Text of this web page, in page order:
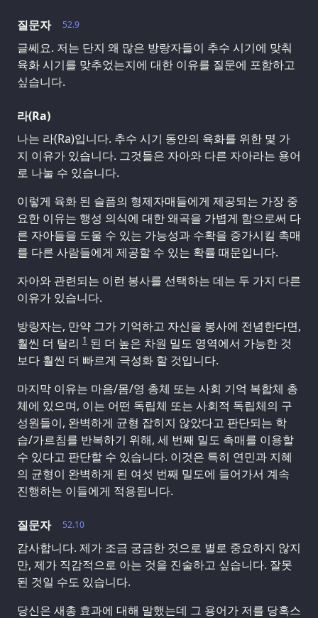
52.9
질문자
글쎄요. 저는 단지 왜 많은 방랑자들이 추수 시기에 맞춰
육화 시기를 맞추었는지에 대한 이유를 질문에 포함하고
싶습니다.
라(Ra)
나는 라(Ra)입니다. 추수 시기 동안의 육화를 위한 몇 가
지 이유가 있습니다. 그것들은 자아와 다른 자아라는 용어
로 나눌 수 있습니다.
이렇게 육화 된 슬픔의 형제자매들에게 제공되는 가장 중
요한 이유는 행성 의식에 대한 왜곡을 가볍게 함으로써 다
른 자아들을 도울 수 있는 가능성과 수확을 증가시킬 촉매
를 다른 사람들에게 제공할 수 있는 확률 때문입니다.
자아와 관련되는 이런 봉사를 선택하는 데는 두 가지 다른
이유가 있습니다.
방랑자는, 만약 그가 기억하고 자신을 봉사에 전념한다면,
훨씬 더 탈리 1 된 더 높은 차원 밀도 영역에서 가능한 것
보다 훨씬 더 빠르게 극성화 할 것입니다.
마지막 이유는 마음/몸/영 총체 또는 사회 기억 복합체 총
체에 있으며, 이는 어떤 독립체 또는 사회적 독립체의 구
성원들이, 완벽하게 균형 잡히지 않았다고 판단되는 학
습/가르침를 반복하기 위해, 세 번째 밀도 촉매를 이용할
수 있다고 판단할 수 있습니다. 이것은 특히 연민과 지혜
의 균형이 완벽하게 된 여섯 번째 밀도에 들어가서 계속
진행하는 이들에게 적용됩니다.
52.10
질문자
감사합니다. 제가 조금 궁금한 것으로 별로 중요하지 않지
만, 제가 직감적으로 아는 것을 진술하고 싶습니다. 잘못
된 것일 수도 있습니다.
당신은 새총 효과에 대해 말했는데 그 용어가 저를 당혹스